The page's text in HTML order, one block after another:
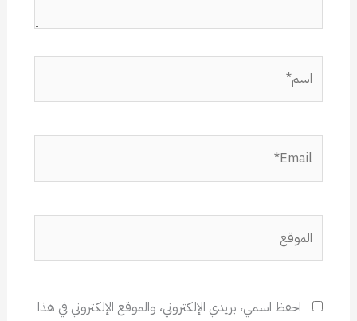
Email*
احفظ اسمي، بريدي الإلكتروني، والموقع الإلكتروني في هذا